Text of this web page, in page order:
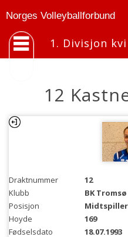
Norges Volleyballforbund
1. Divisjon kvi
12
Draktnummer
12
Klubb
BK Tromsø
Posisjon
Midtspiller
Hoyde
169
Fødselsdato
18.07.1993